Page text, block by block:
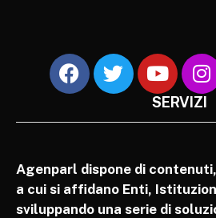
SERVIZI
Agenparl dispone di
a cui si affidano Enti,
sviluppando una serie di